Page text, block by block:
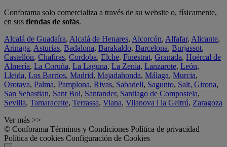
Conforama solo comercializa a través de su website o, físicamente,
en sus tiendas de sofás.
Alcalá de Guadaíra, Alcalá de Henares, Alcorcón, Alfafar, Alicante,
Arinaga, Asturias, Badalona, Barakaldo, Barcelona, Burjassot,
Castellón, Chafiras, Cordoba, Elche, Finestrat, Granada, Huércal de
Almería, La Coruña, La Laguna, La Zenia, Lanzarote, León,
Lleida, Los Barrios, Madrid, Majadahonda, Málaga, Murcia,
Orotava, Palma, Pamplona, Rivas, Sabadell, Sagunto, Salt, Girona,
San Sebastian, Sant Boi, Santander, Santiago de Compostela,
Sevilla, Tamaraceite, Terrassa, Viana, Vilanova i la Geltrú, Zaragoza
Ver más >>
© Conforama Términos y Condiciones Política de privacidad
Política de cookies Configuración de Cookies